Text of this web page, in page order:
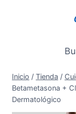
Inicio / Tienda /
Betametasona +
Dermatológico